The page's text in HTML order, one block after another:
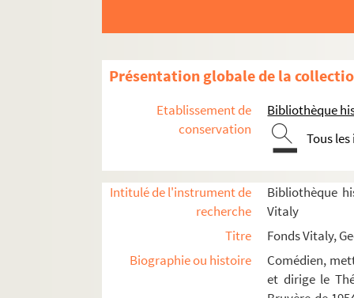
Présentation globale de la
Etablissement de
conservation
Bibliothèque
Tous
Intitulé de l'instrument de
recherche
Bibliothèque
Vitaly
Titre
Fonds Vitaly,
Biographie ou histoire
Comédien,
et dirige le
Les frères Karamazov (1972)
Le barbier de Séville (1974)
Quoat-Quoat (1977)
Punck et punck et colegram (1978)